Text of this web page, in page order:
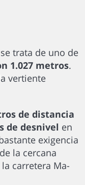
trata de uno de
1.027 metros.
vertiente
de distancia
de desnivel en
exigencia
la cercana
carretera Ma-